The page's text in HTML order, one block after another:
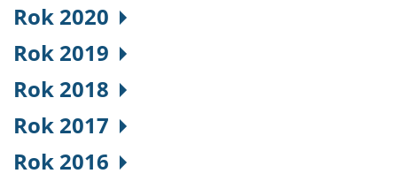
Rok 2020
Rok 2019
Rok 2018
Rok 2017
Rok 2016